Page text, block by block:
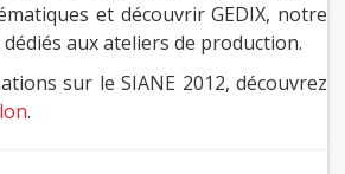
et découvrir GEDIX, notre
aux ateliers de production.
sur le SIANE 2012, découvrez
.